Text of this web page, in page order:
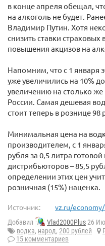
в конце апреля обещал,
на алкоголь не будет.
Владимир Путин. Хотя
снизить ставки
повышения акцизов на
Напомним, что с 1 января
уже увеличились на 10%
увеличению на столько
России. Самая дешевая
стоит теперь в рознице 98
Минимальная цена на
производителем, с 1
рубля за 0,5 литра
дистрибьюторов – 85,5
определении этих цен
розничная (15%) наценка.
Источник: vz.ru/
Добавил Vlad2000Plus26
водка, народ, 200 рублей
15 комментариев